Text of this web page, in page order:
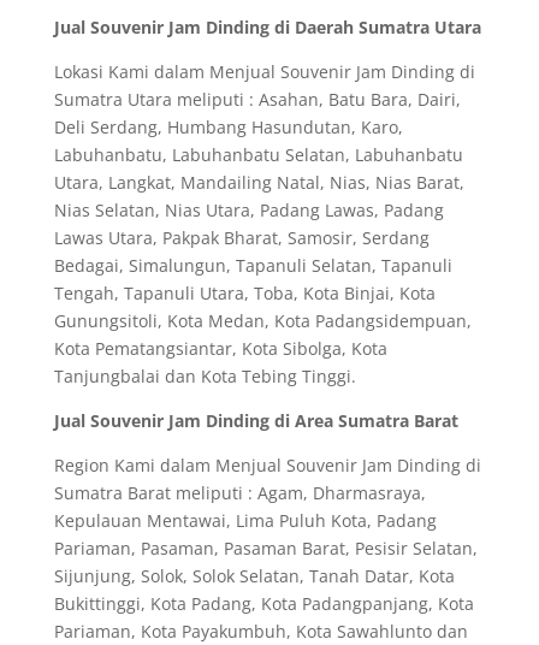
Jual Souvenir Jam Dinding di Daerah Sumatra Utara
Lokasi Kami dalam Menjual Souvenir Jam Dinding di
Sumatra Utara meliputi : Asahan, Batu Bara, Dairi,
Deli Serdang, Humbang Hasundutan, Karo,
Labuhanbatu, Labuhanbatu Selatan, Labuhanbatu
Utara, Langkat, Mandailing Natal, Nias, Nias Barat,
Nias Selatan, Nias Utara, Padang Lawas, Padang
Lawas Utara, Pakpak Bharat, Samosir, Serdang
Bedagai, Simalungun, Tapanuli Selatan, Tapanuli
Tengah, Tapanuli Utara, Toba, Kota Binjai, Kota
Gunungsitoli, Kota Medan, Kota Padangsidempuan,
Kota Pematangsiantar, Kota Sibolga, Kota
Tanjungbalai dan Kota Tebing Tinggi.
Jual Souvenir Jam Dinding di Area Sumatra Barat
Region Kami dalam Menjual Souvenir Jam Dinding di
Sumatra Barat meliputi : Agam, Dharmasraya,
Kepulauan Mentawai, Lima Puluh Kota, Padang
Pariaman, Pasaman, Pasaman Barat, Pesisir Selatan,
Sijunjung, Solok, Solok Selatan, Tanah Datar, Kota
Bukittinggi, Kota Padang, Kota Padangpanjang, Kota
Pariaman, Kota Payakumbuh, Kota Sawahlunto dan